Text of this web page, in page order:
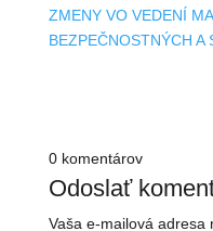
ZMENY VO VEDENÍ
BEZPEČNOSTNÝCH A
0 komentárov
Odoslať
Vaša e-mailová adresa